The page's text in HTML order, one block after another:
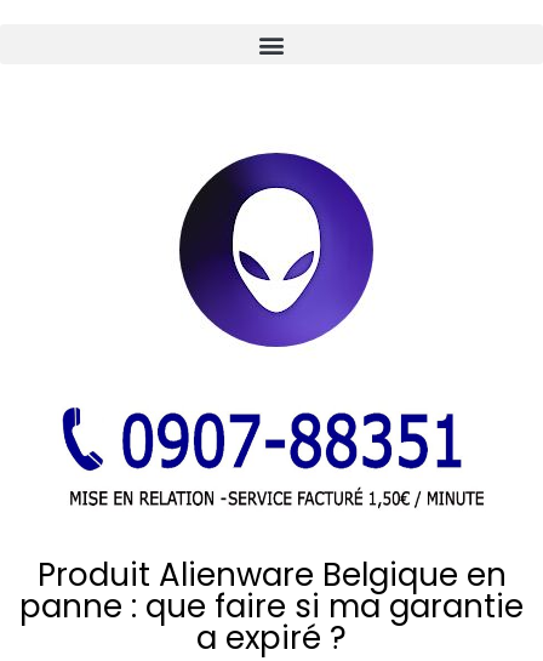
Produit Alienware Belgique en
panne : que faire si ma garantie
a expiré ?